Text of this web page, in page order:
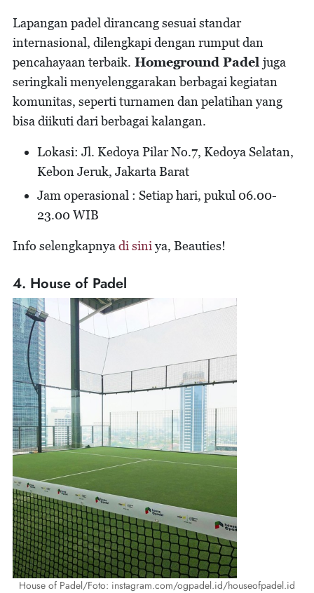
Lapangan padel dirancang sesuai standar
internasional, dilengkapi dengan rumput dan
pencahayaan terbaik. Homeground Padel juga
seringkali menyelenggarakan berbagai kegiatan
komunitas, seperti turnamen dan pelatihan yang
bisa diikuti dari berbagai kalangan.
Lokasi: Jl. Kedoya Pilar No.7, Kedoya Selatan,
Kebon Jeruk, Jakarta Barat
Jam operasional : Setiap hari, pukul 06.00-
23.00 WIB
Info selengkapnya di siniya, Beauties!
4. House of Padel
House of Padel/Foto: instagram.com/ogpadel.id/houseofpadel.id